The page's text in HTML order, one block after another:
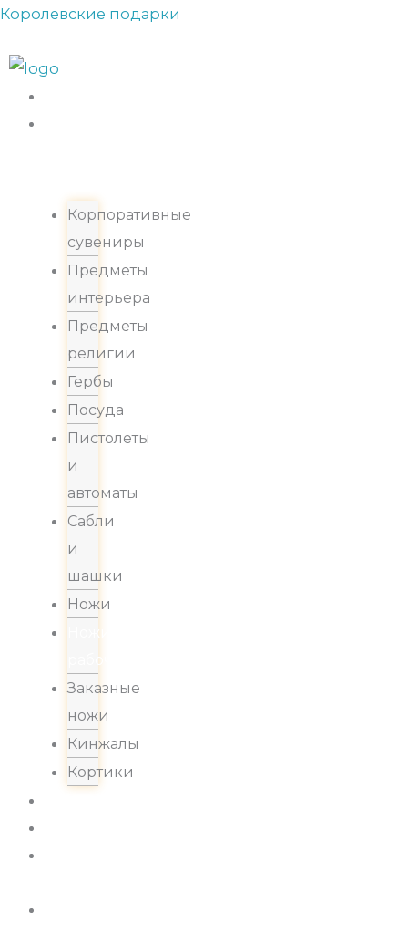
Перейти
содержимому
Королевские подарки
Корпоративные
сувениры
Предметы
интерьера
Предметы
религии
Гербы
Посуда
Пистолеты
и
автоматы
Сабли
и
шашки
Ножи
Ножи
рабочие
Заказные
ножи
Кинжалы
Кортики
Прокрутка